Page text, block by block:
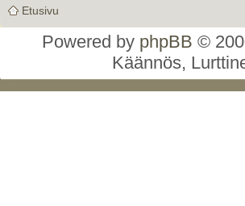
Etusivu
Powered by phpBB ©
Käännös,